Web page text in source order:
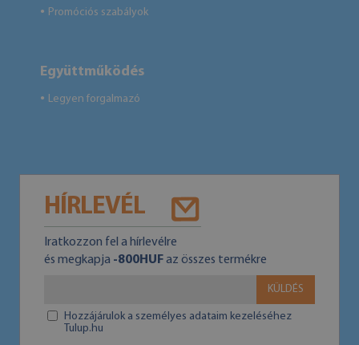
● Promóciós szabályok
Együttműködés
● Legyen forgalmazó
HÍRLEVÉL
Iratkozzon fel a hírlevélre
és megkapja -800HUFaz összes termékre
KÜLDÉS
Hozzájárulok a személyes adataim kezeléséhez
Tulup.hu